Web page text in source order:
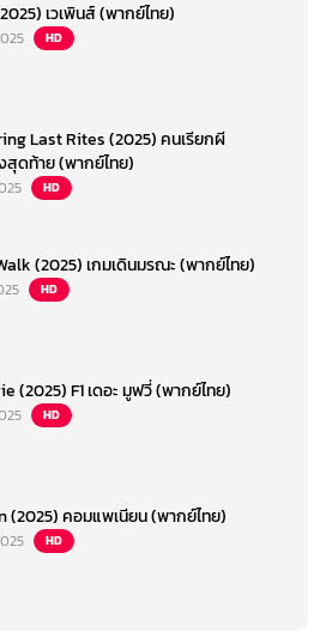
เวเพินส์ (พากย์ไทย)
HD
Last Rites (2025) คนเรียกผี
ดท้าย (พากย์ไทย)
HD
(2025) เกมเดินมรณะ (พากย์ไทย)
HD
(2025) F1 เดอะ มูฟวี่ (พากย์ไทย)
HD
(2025) คอมแพเนียน (พากย์ไทย)
HD